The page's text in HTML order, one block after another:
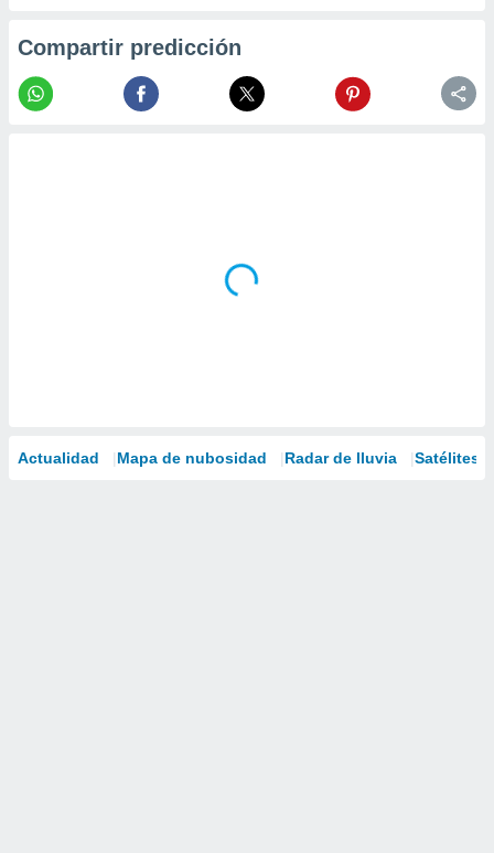
1199
Compartir predicción
Actualidad Mapa de nubosidad Radar de lluvia Satélites